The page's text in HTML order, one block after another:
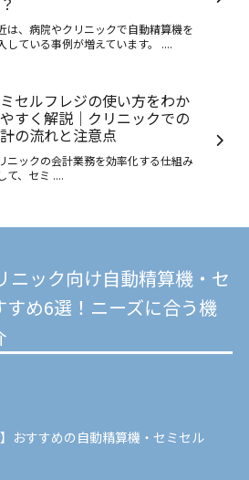
は、病院やクリニックで自動精算機を
している事例が増えています。 ....
セルフレジの使い方をわか
すく解説｜クリニックでの
の流れと注意点
ニックの会計業務を効率化する仕組み
て、セミ ....
ニック向け自動精算機・セ
すめ6選！ニーズに合う機
】おすすめの自動精算機・セミセル